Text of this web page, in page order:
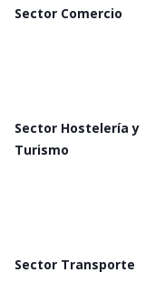
Sector Comercio
Sector Hostelería y
Turismo
Sector Transporte